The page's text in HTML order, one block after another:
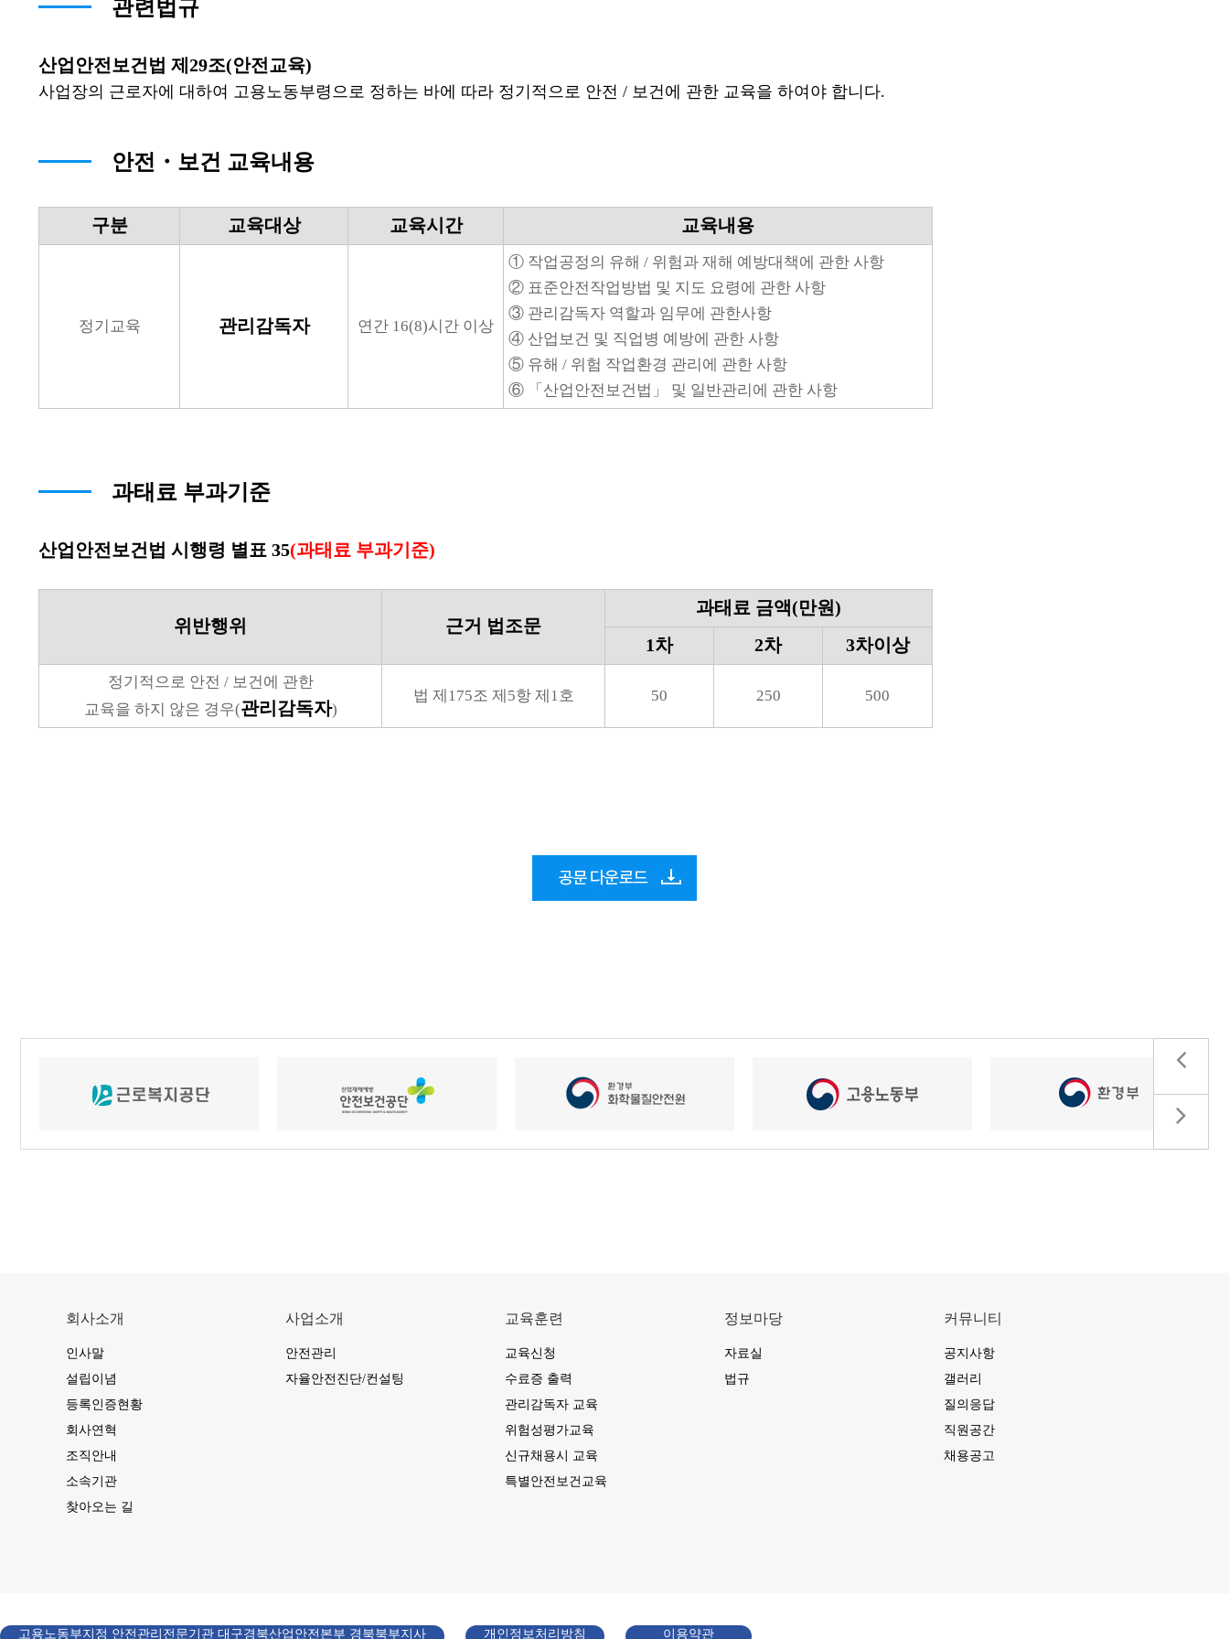
관련법규
산업안전보건법 제29조(안전교육)
사업장의 근로자에 대하여 고용노동부령으로 정하는 바에 따라 정기적으로 안전 / 보건에 관한 교육을 하여야 합니다.
안전・보건 교육내용
구분 교육대상 교육시간 교육내용
정기교육 관리감독자 연간 16(8)시간 이상
① 작업공정의 유해 / 위험과 재해 예방대책에 관한 사항
② 표준안전작업방법 및 지도 요령에 관한 사항
③ 관리감독자 역할과 임무에 관한사항
④ 산업보건 및 직업병 예방에 관한 사항
⑤ 유해 / 위험 작업환경 관리에 관한 사항
⑥ 「산업안전보건법」 및 일반관리에 관한 사항
과태료 부과기준
산업안전보건법 시행령 별표 35(과태료 부과기준)
위반행위 근거 법조문
과태료 금액(만원)
1차
2차 3차이상
정기적으로 안전 / 보건에 관한
교육을 하지 않은 경우(관리감독자)
법 제175조 제5항 제1호 50 250 500
회사소개
인사말
설립이념
등록인증현황
회사연혁
조직안내
소속기관
찾아오는 길
사업소개
안전관리
자율안전진단/컨설팅
교육훈련
교육신청
수료증 출력
관리감독자 교육
위험성평가교육
신규채용시 교육
특별안전보건교육
정보마당
자료실
법규
커뮤니티
공지사항
갤러리
질의응답
직원공간
채용공고
고용노동부지정 안전관리전문기관 대구경북산업안전본부 경북북부지사 개인정보처리방침 이용약관